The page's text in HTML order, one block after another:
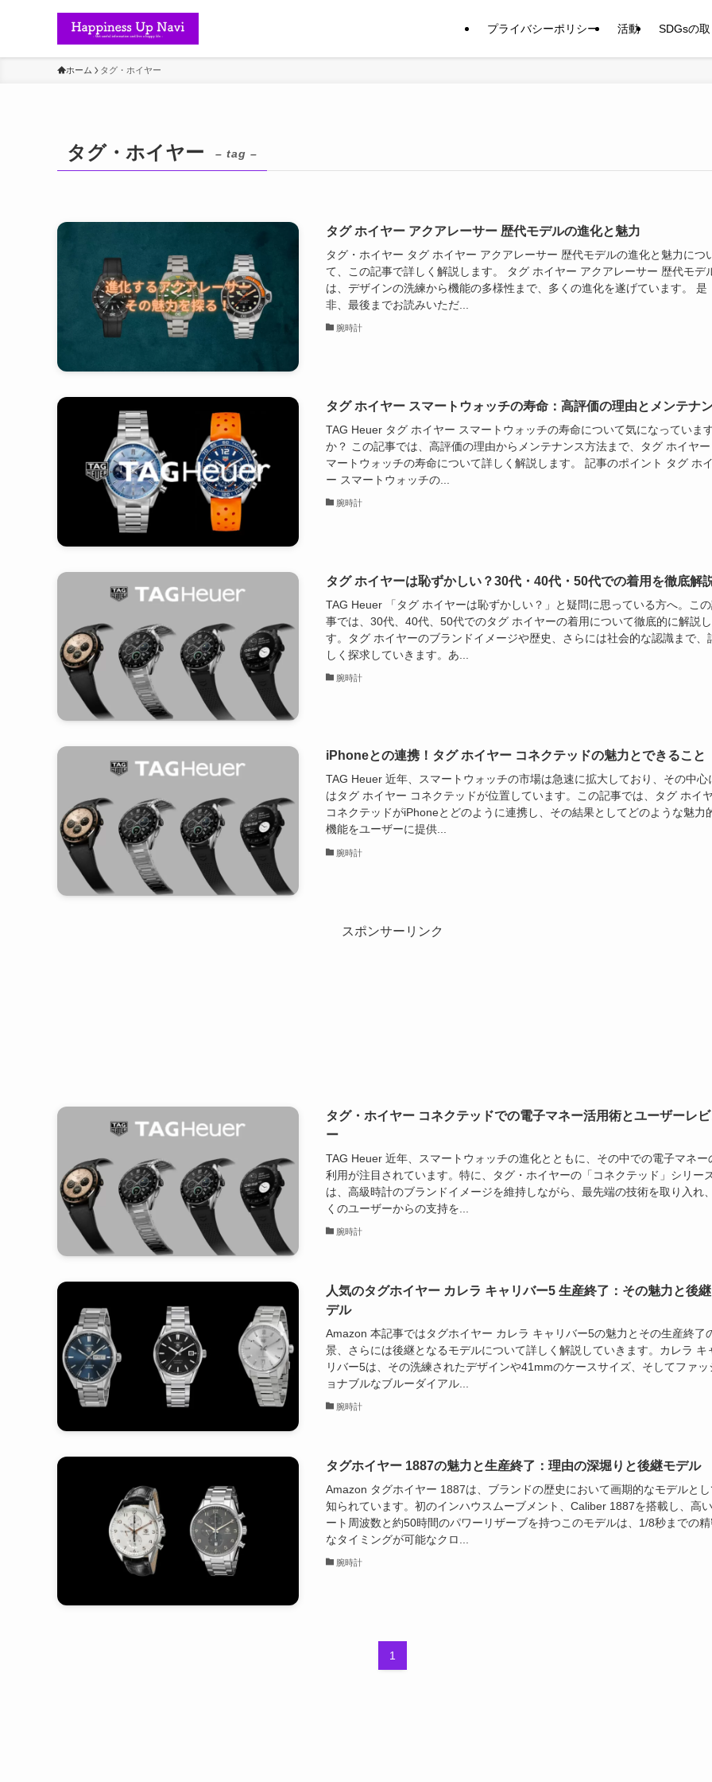
プライバシーポリシー 活動 SDGsの
ホーム タグ・ホイヤー
タグ・ホイヤー – tag –
タグ ホイヤー アクアレーサー 歴代モデルの進化と魅力
タグ・ホイヤー タグ ホイヤー アクアレーサー 歴代モデルの進化と魅力につ
て、この記事で詳しく解説します。 タグ ホイヤー アクアレーサー 歴代モデ
は、デザインの洗練から機能の多様性まで、多くの進化を遂げています。 是
非、最後までお読みいただ...
腕時計
タグ ホイヤー スマートウォッチの寿命：高評価の理由とメンテナ
TAG Heuer タグ ホイヤー スマートウォッチの寿命について気になっていま
か？ この記事では、高評価の理由からメンテナンス方法まで、タグ ホイヤー
マートウォッチの寿命について詳しく解説します。 記事のポイント タグ ホ
ー スマートウォッチの...
腕時計
タグ ホイヤーは恥ずかしい？30代・40代・50代での着用を徹底解
TAG Heuer 「タグ ホイヤーは恥ずかしい？」と疑問に思っている方へ。こ
事では、30代、40代、50代でのタグ ホイヤーの着用について徹底的に解説し
す。タグ ホイヤーのブランドイメージや歴史、さらには社会的な認識まで、
しく探求していきます。あ...
腕時計
iPhoneとの連携！タグ ホイヤー コネクテッドの魅力とできること
TAG Heuer 近年、スマートウォッチの市場は急速に拡大しており、その中心
はタグ ホイヤー コネクテッドが位置しています。この記事では、タグ ホイ
コネクテッドがiPhoneとどのように連携し、その結果としてどのような魅力
機能をユーザーに提供...
腕時計
スポンサーリンク
タグ・ホイヤー コネクテッドでの電子マネー活用術とユーザーレビ
ー
TAG Heuer 近年、スマートウォッチの進化とともに、その中での電子マネー
利用が注目されています。特に、タグ・ホイヤーの「コネクテッド」シリー
は、高級時計のブランドイメージを維持しながら、最先端の技術を取り入れ
くのユーザーからの支持を...
腕時計
人気のタグホイヤー カレラ キャリバー5 生産終了：その魅力と後
デル
Amazon 本記事ではタグホイヤー カレラ キャリバー5の魅力とその生産終了
景、さらには後継となるモデルについて詳しく解説していきます。カレラ キ
リバー5は、その洗練されたデザインや41mmのケースサイズ、そしてファッ
ョナブルなブルーダイアル...
腕時計
タグホイヤー 1887の魅力と生産終了：理由の深堀りと後継モデル
Amazon タグホイヤー 1887は、ブランドの歴史において画期的なモデルとし
知られています。初のインハウスムーブメント、Caliber 1887を搭載し、高
ート周波数と約50時間のパワーリザーブを持つこのモデルは、1/8秒までの
なタイミングが可能なクロ...
腕時計
1